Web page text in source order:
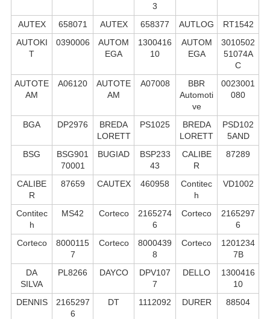
3
AUTEX 658071 AUTEX 658377 AUTLOG
RT1542
AUTOKI
T
0390006
AUTOM
EGA
1300416
10
AUTOM
EGA
3010502
51074A
C
AUTOTE
AM
A06120
AUTOTE
AM
A07008
BBR
Automoti
ve
0023001
080
BGA DP2976
BREDA
LORETT
PS1025
BREDA
LORETT
PSD102
5AND
BSG
BSG901
70001
BUGIAD
BSP233
43
CALIBE
R
87289
CALIBE
R
87659 CAUTEX 460958
Contitec
h
VD1002
Contitec
h
MS42 Corteco
2165274
6
Corteco
2165297
6
Corteco
8000115
7
Corteco
8000439
8
Corteco
1201234
7B
DA
SILVA
PL8266 DAYCO
DPV107
7
DELLO
1300416
10
DENNIS
2165297
6
DT 1112092 DURER 88504